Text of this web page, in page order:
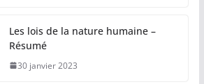
Les lois de la nature humaine –
Résumé
30 janvier 2023